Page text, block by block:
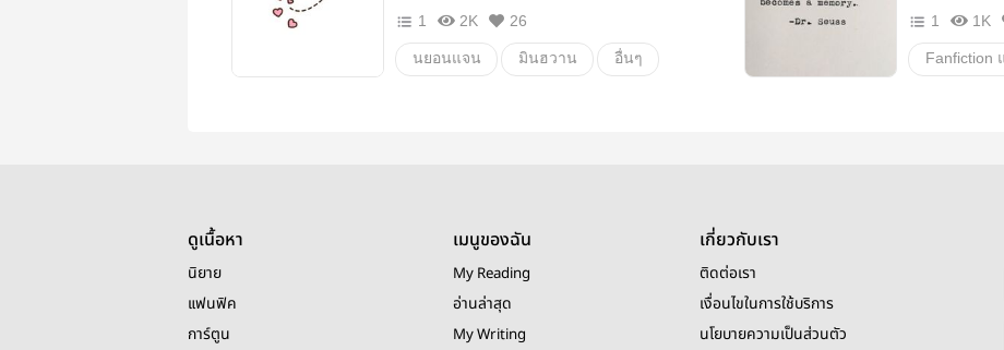
1
2K 26
นยอนแจน มินฮวาน อื่นๆ
1
1K
ดูเนื้อหา
นิยาย
แฟนฟิค
การ์ตูน
เมนูของฉัน
My Reading
อ่านล่าสุด
My Writing
เกี่ยวกับเรา
ติดต่อเรา
เงื่อนไขในการใช้บริการ
นโยบายความเป็นส่วนตัว